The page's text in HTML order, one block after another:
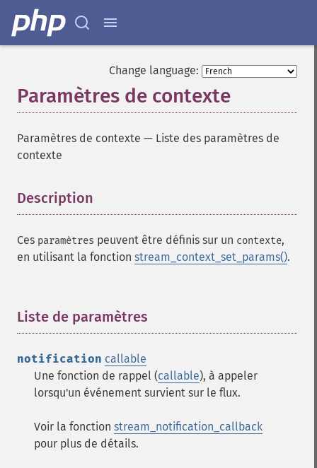
Change language:
Paramètres de contexte
Paramètres de contexte — Liste des paramètres de
contexte
Description
Ces paramètres peuvent être définis sur un contexte,
en utilisant la fonction stream_context_set_params().
Liste de paramètres
notification callable
Une fonction de rappel (callable), à appeler
lorsqu'un événement survient sur le flux.
Voir la fonction stream_notification_callback
pour plus de détails.